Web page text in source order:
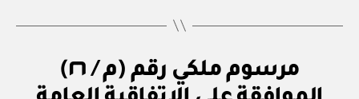
التصنيفات
مرسوم ملكي رقم (م / ٢٦)